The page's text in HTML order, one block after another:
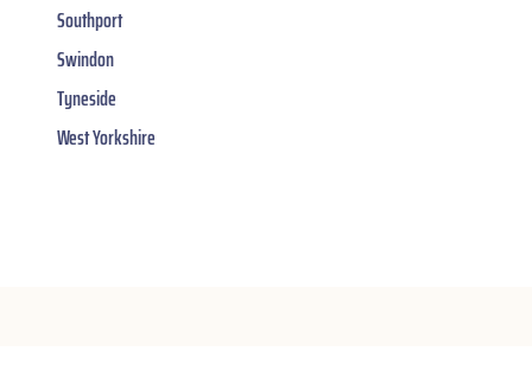
Southport
Swindon
Tyneside
West Yorkshire